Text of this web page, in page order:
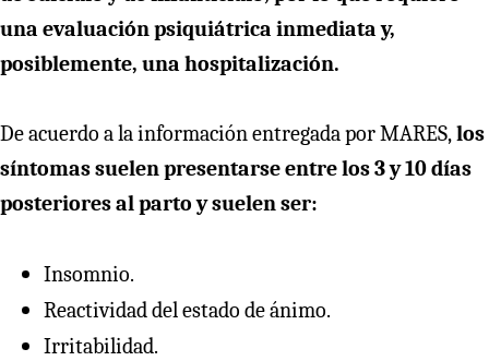
una evaluación psiquiátrica inmediata y,
posiblemente, una hospitalización.
De acuerdo a la información entregada por MARES,los
síntomas suelen presentarse entre los 3 y 10 días
posteriores al parto y suelen ser:
Insomnio.
Reactividad del estado de ánimo.
Irritabilidad.